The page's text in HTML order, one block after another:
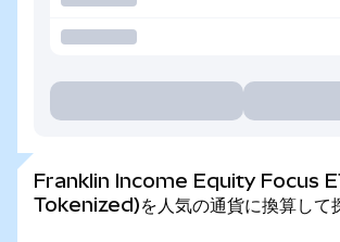
Franklin Income Equity Focus
Tokenized)を人気の通貨に換算して